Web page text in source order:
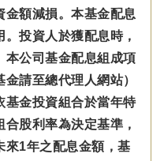
金額減損。本基金配息
投資人於獲配息時，
本公司基金配息組成項
請至總代理人網站）
基金投資組合於當年特
股利率為決定基準，
來1年之配息金額，基